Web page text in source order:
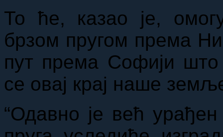
То ће, казао је,
брзом пругом према
пут према Софији
се овај крај наше
“Одавно је већ